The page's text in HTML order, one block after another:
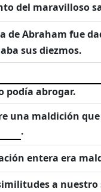
del maravilloso
de Abraham fue
sus diezmos.
podía abrogar.
una maldición
.
entera era
a nuestro